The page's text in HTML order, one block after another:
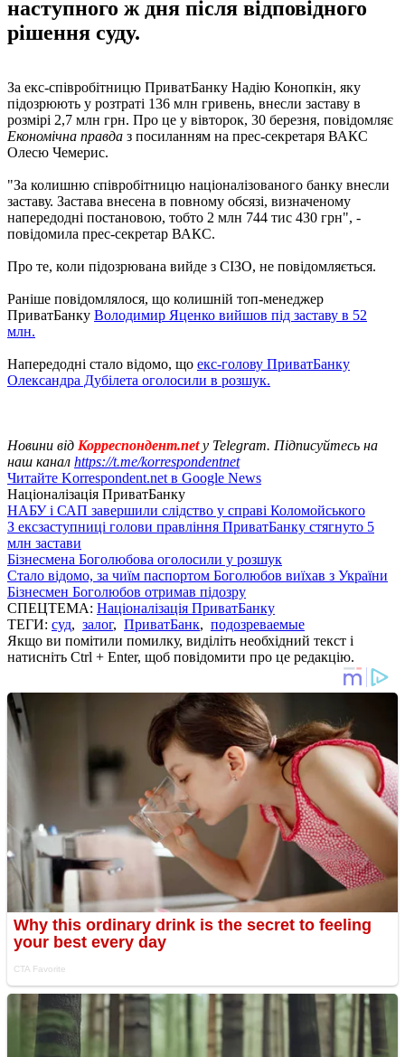
наступного ж дня після відповідного
рішення суду.
За екс-співробітницю ПриватБанку Надію Конопкін, яку
підозрюють у розтраті 136 млн гривень, внесли заставу в
розмірі 2,7 млн ​​грн. Про це у вівторок, 30 березня, повідомляє
Економічна правда з посиланням на прес-секретаря ВАКС
Олесю Чемерис.
"За колишню співробітницю націоналізованого банку внесли
заставу. Застава внесена в повному обсязі, визначеному
напередодні постановою, тобто 2 млн 744 тис 430 грн", -
повідомила прес-секретар ВАКС.
Про те, коли підозрювана вийде з СІЗО, не повідомляється.
Раніше повідомлялося, що колишній топ-менеджер
ПриватБанку Володимир Яценко вийшов під заставу в 52
млн.
Напередодні стало відомо, що екс-голову ПриватБанку
Олександра Дубілета оголосили в розшук.
Новини від Корреспондент.netу Telegram. Підписуйтесь на
наш канал https://t.me/korrespondentnet
Читайте Korrespondent.net в Google News
Націоналізація ПриватБанку
НАБУ і САП завершили слідство у справі Коломойського
З ексзаступниці голови правління ПриватБанку стягнуто 5
млн застави
Бізнесмена Боголюбова оголосили у розшук
Стало відомо, за чиїм паспортом Боголюбов виїхав з України
Бізнесмен Боголюбов отримав підозру
СПЕЦТЕМА: Націоналізація ПриватБанку
ТЕГИ: суд, залог, ПриватБанк, подозреваемые
Якщо ви помітили помилку, виділіть необхідний текст і
натисніть Ctrl + Enter, щоб повідомити про це редакцію.